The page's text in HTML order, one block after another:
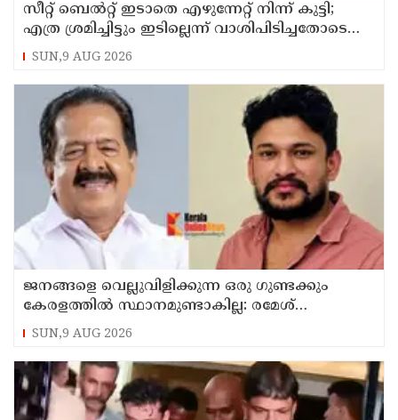
സീറ്റ് ബെല്‍റ്റ് ഇടാതെ എഴുന്നേറ്റ് നിന്ന് കുട്ടി;
എത്ര ശ്രമിച്ചിട്ടും ഇടില്ലെന്ന് വാശിപിടിച്ചതോടെ
വിമാനം റദ്ദാക്കി
SUN,9 AUG 2026
ജനങ്ങളെ വെല്ലുവിളിക്കുന്ന ഒരു ഗുണ്ടക്കും
കേരളത്തില്‍ സ്ഥാനമുണ്ടാകില്ല: രമേശ്
ചെന്നിത്തല
SUN,9 AUG 2026